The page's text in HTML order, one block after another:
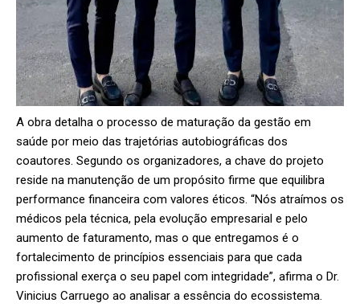
A obra detalha o processo de maturação da gestão em
saúde por meio das trajetórias autobiográficas dos
coautores. Segundo os organizadores, a chave do projeto
reside na manutenção de um propósito firme que equilibra
performance financeira com valores éticos. “Nós atraímos os
médicos pela técnica, pela evolução empresarial e pelo
aumento de faturamento, mas o que entregamos é o
fortalecimento de princípios essenciais para que cada
profissional exerça o seu papel com integridade”, afirma o Dr.
Vinicius Carruego ao analisar a essência do ecossistema.